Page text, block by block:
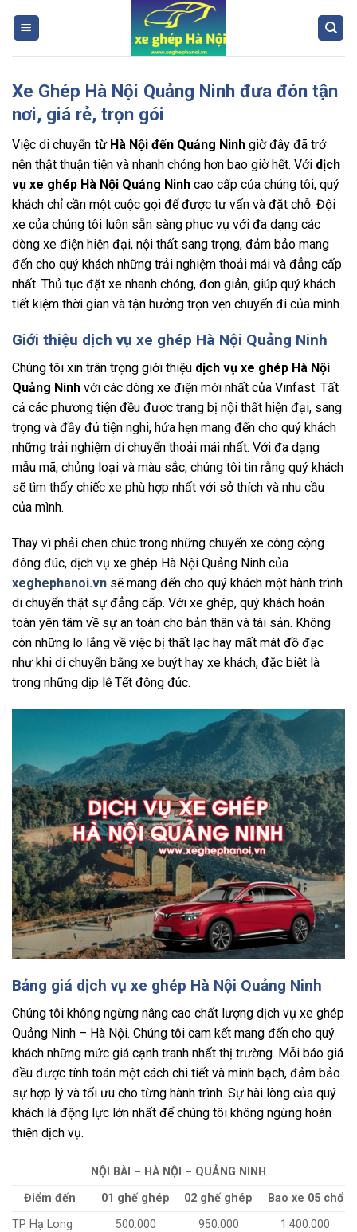
Xe Ghép Hà Nội Quảng Ninh đưa đón tận
nơi, giá rẻ, trọn gói
Việc di chuyển từ Hà Nội đến Quảng Ninh giờ đây đã trở
nên thật thuận tiện và nhanh chóng hơn bao giờ hết. Với dịch
vụ xe ghép Hà Nội Quảng Ninh cao cấp của chúng tôi, quý
khách chỉ cần một cuộc gọi để được tư vấn và đặt chỗ. Đội
xe của chúng tôi luôn sẵn sàng phục vụ với đa dạng các
dòng xe điện hiện đại, nội thất sang trọng, đảm bảo mang
đến cho quý khách những trải nghiệm thoải mái và đẳng cấp
nhất. Thủ tục đặt xe nhanh chóng, đơn giản, giúp quý khách
tiết kiệm thời gian và tận hưởng trọn vẹn chuyến đi của mình.
Giới thiệu dịch vụ xe ghép Hà Nội Quảng Ninh
Chúng tôi xin trân trọng giới thiệu dịch vụ xe ghép Hà Nội
Quảng Ninh với các dòng xe điện mới nhất của Vinfast. Tất
cả các phương tiện đều được trang bị nội thất hiện đại, sang
trọng và đầy đủ tiện nghi, hứa hẹn mang đến cho quý khách
những trải nghiệm di chuyển thoải mái nhất. Với đa dạng
mẫu mã, chủng loại và màu sắc, chúng tôi tin rằng quý khách
sẽ tìm thấy chiếc xe phù hợp nhất với sở thích và nhu cầu
của mình.
Thay vì phải chen chúc trong những chuyến xe công cộng
đông đúc, dịch vụ xe ghép Hà Nội Quảng Ninh của
xeghephanoi.vn sẽ mang đến cho quý khách một hành trình
di chuyển thật sự đẳng cấp. Với xe ghép, quý khách hoàn
toàn yên tâm về sự an toàn cho bản thân và tài sản. Không
còn những lo lắng về việc bị thất lạc hay mất mát đồ đạc
như khi di chuyển bằng xe buýt hay xe khách, đặc biệt là
trong những dịp lễ Tết đông đúc.
Bảng giá dịch vụ xe ghép Hà Nội Quảng Ninh
Chúng tôi không ngừng nâng cao chất lượng dịch vụ xe ghép
Quảng Ninh – Hà Nội. Chúng tôi cam kết mang đến cho quý
khách những mức giá cạnh tranh nhất thị trường. Mỗi báo giá
đều được tính toán một cách chi tiết và minh bạch, đảm bảo
sự hợp lý và tối ưu cho từng hành trình. Sự hài lòng của quý
khách là động lực lớn nhất để chúng tôi không ngừng hoàn
thiện dịch vụ.
NỘI BÀI – HÀ NỘI – QUẢNG NINH
Điểm đến
01 ghế ghép 02 ghế ghép
Bao xe 05 chổ
TP Hạ Long
500.000 950.000
1.400.000